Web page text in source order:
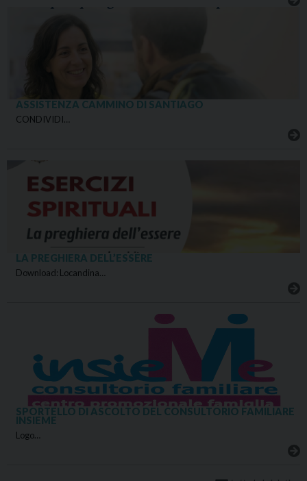
ASSISTENZA CAMMINO DI SANTIAGO
CONDIVIDI…
LA PREGHIERA DELL’ESSERE
Download: Locandina…
SPORTELLO DI ASCOLTO DEL CONSULTORIO FAMILIARE
INSIEME
Logo…